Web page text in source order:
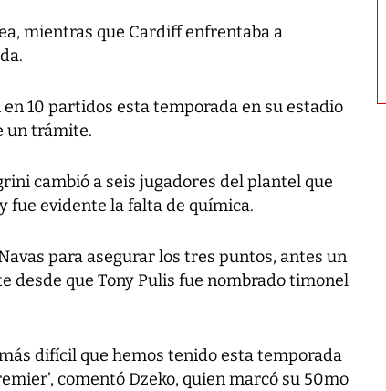
mientras que Cardiff enfrentaba a
10 partidos esta temporada en su estadio
un trámite.
cambió a seis jugadores del plantel que
fue evidente la falta de química.
para asegurar los tres puntos, antes un
desde que Tony Pulis fue nombrado timonel
difícil que hemos tenido esta temporada
comentó Dzeko, quien marcó su 50mo